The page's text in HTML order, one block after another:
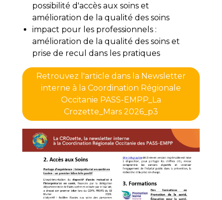
possibilité d'accès aux soins et
amélioration de la qualité des soins
impact pour les professionnels :
amélioration de la qualité des soins et
prise de recul dans les pratiques
Retrouvez l'article dans la Newsletter
interne à la Coordination Régionale
Occitanie PASS-EMPP_La
Crozette_Mars 2026_p3